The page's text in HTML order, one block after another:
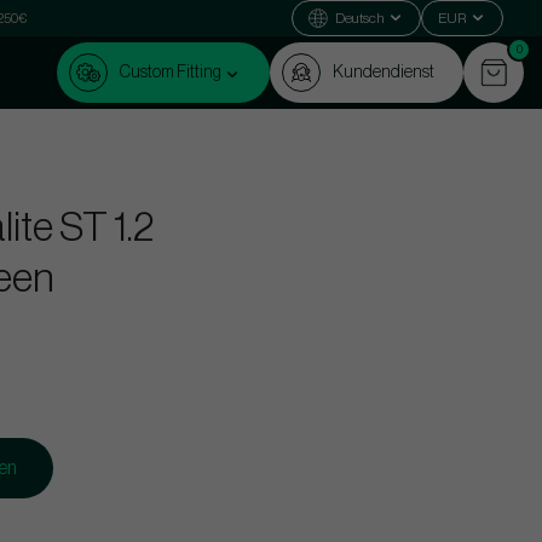
Deutsch EUR
Custom Fitting Kundendienst
0
ST 1.2